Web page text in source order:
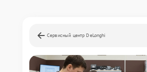
Сервисный центр DeLonghi